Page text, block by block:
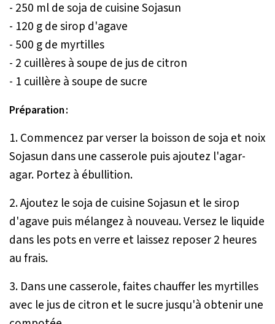
- 250 ml de soja de cuisine Sojasun
- 120 g de sirop d'agave
- 500 g de myrtilles
- 2 cuillères à soupe de jus de citron
- 1 cuillère à soupe de sucre
Préparation :
1. Commencez par verser la boisson de soja et noix
Sojasun dans une casserole puis ajoutez l'agar-
agar. Portez à ébullition.
2. Ajoutez le soja de cuisine Sojasun et le sirop
d'agave puis mélangez à nouveau. Versez le liquide
dans les pots en verre et laissez reposer 2 heures
au frais.
3. Dans une casserole, faites chauffer les myrtilles
avec le jus de citron et le sucre jusqu'à obtenir une